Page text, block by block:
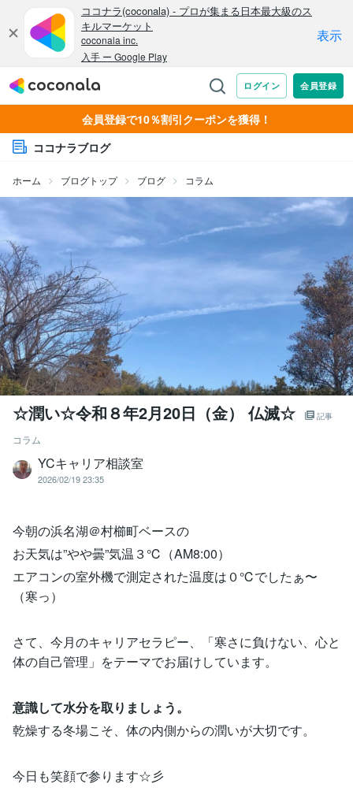
会員登録で10％割引クーポンを獲得！
ココナラブログ
ホーム ブログトップ ブログ コラム
☆潤い☆令和８年2月20日（金） 仏滅☆ 記事
コラム
YCキャリア相談室
2026/02/19 23:35
今朝の浜名湖＠村櫛町ベースの
お天気は”やや曇”気温３℃（AM8:00）
エアコンの室外機で測定された温度は０℃でしたぁ〜
（寒っ）
さて、今月のキャリアセラピー、「寒さに負けない、心と
体の自己管理」をテーマでお届けしています。
意識して水分を取りましょう。
乾燥する冬場こそ、体の内側からの潤いが大切です。
今日も笑顔で参ります☆彡